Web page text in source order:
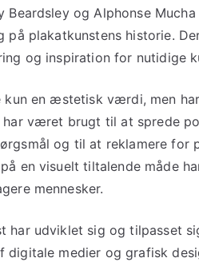
Beardsley og Alphonse
plakatkunstens historie.
og inspiration for nutidige
kun en æstetisk værdi, men
har været brugt til at sprede
og til at reklamere for
en visuelt tiltalende måde
mennesker.
har udviklet sig og tilpasset
digitale medier og grafisk